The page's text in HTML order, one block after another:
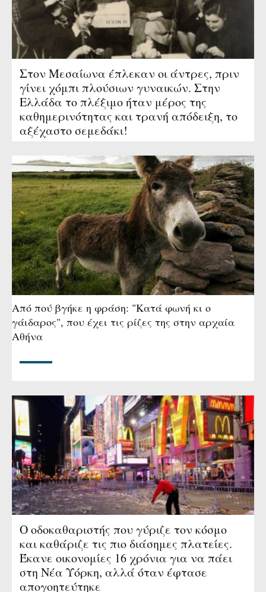
Στον Μεσαίωνα έπλεκαν οι άντρες, πριν
γίνει χόμπι πλούσιων γυναικών. Στην
Ελλάδα το πλέξιμο ήταν μέρος της
καθημερινότητας και τρανή απόδειξη, το
αξέχαστο σεμεδάκι!
Από πού βγήκε η φράση: "Κατά φωνή κι ο
γάιδαρος", που έχει τις ρίζες της στην αρχαία
Αθήνα
Ο οδοκαθαριστής που γύριζε τον κόσμο
και καθάριζε τις πιο διάσημες πλατείες.
Έκανε οικονομίες 16 χρόνια για να πάει
στη Νέα Υόρκη, αλλά όταν έφτασε
απογοητεύτηκε